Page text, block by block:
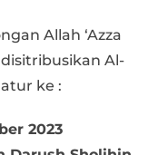
Allah ‘Azza
Al-
ke :
2023